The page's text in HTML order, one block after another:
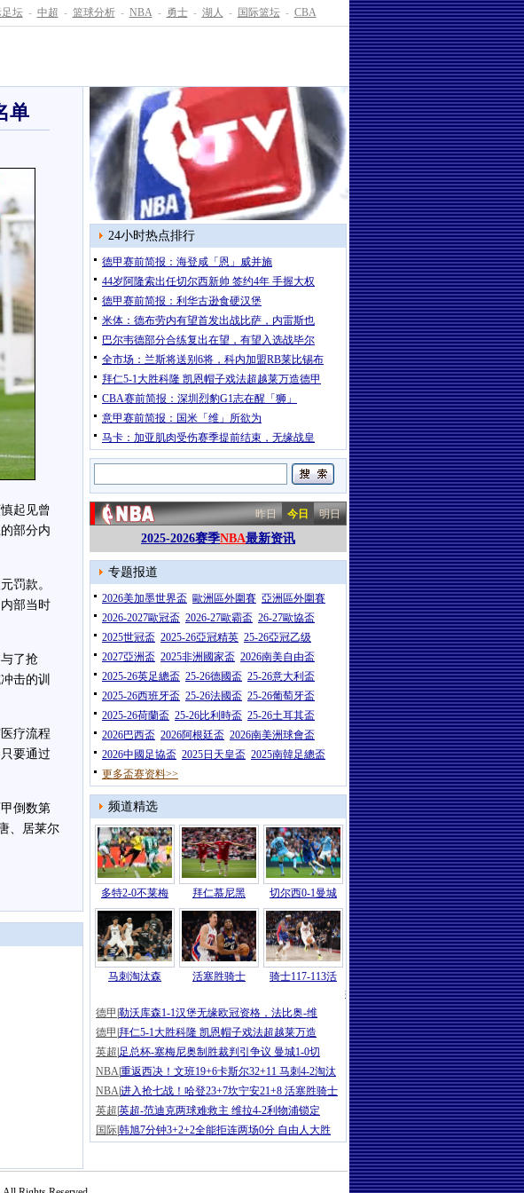
足坛 - 中超 - 篮球分析 - NBA - 勇士 - 湖人 - 国际篮坛 - CBA
单
起见曾
部分内
罚款。
部当时
了抢
击的训
疗流程
要通过
倒数第
、居莱尔
24小时热点排行
德甲赛前简报：海登咸「恩」威并施
44岁阿隆索出任切尔西新帅 签约4年 手握大权
德甲赛前简报：利华古逊食硬汉堡
米体：德布劳内有望首发出战比萨，内雷斯也
巴尔韦德部分合练复出在望，有望入选战毕尔
全市场：兰斯将送别6将，科内加盟RB莱比锡布
拜仁5-1大胜科隆 凯恩帽子戏法超越莱万造德甲
CBA赛前简报：深圳烈豹G1志在醒「狮」
意甲赛前简报：国米「维」所欲为
马卡：加亚肌肉受伤赛季提前结束，无缘战皇
昨日 今日 明日
2025-2026赛季NBA最新资讯
专题报道
2026美加墨世界盃 歐洲區外圍賽 亞洲區外圍賽
2026-2027歐冠盃 2026-27歐霸盃 26-27歐協盃
2025世冠盃 2025-26亞冠精英 25-26亞冠乙级
2027亞洲盃 2025非洲國家盃 2026南美自由盃
2025-26英足總盃 25-26德國盃 25-26意大利盃
2025-26西班牙盃 25-26法國盃 25-26葡萄牙盃
2025-26荷蘭盃 25-26比利時盃 25-26土耳其盃
2026巴西盃 2026阿根廷盃 2026南美洲球會盃
2026中國足協盃 2025日天皇盃 2025南韓足總盃
更多盃赛资料>>
频道精选
多特2-0不莱梅 拜仁慕尼黑 切尔西0-1曼城
马刺淘汰森 活塞胜骑士
骑士117-113活
德甲|弗赖堡4-1大胜RB莱比锡，金特
德甲 勒沃库森1-1汉堡无缘欧冠资格，法比奥-维
德甲 拜仁5-1大胜科隆 凯恩帽子戏法超越莱万造
英超 足总杯-塞梅尼奥制胜裁判引争议 曼城1-0切
NBA重返西决！文班19+6卡斯尔32+11 马刺4-2淘汰
NBA进入抢七战！哈登23+7坎宁安21+8 活塞胜骑士
英超 英超-范迪克两球难救主 维拉4-2利物浦锁定
国际韩旭7分钟3+2+2全能拒连两场0分 自由人大胜